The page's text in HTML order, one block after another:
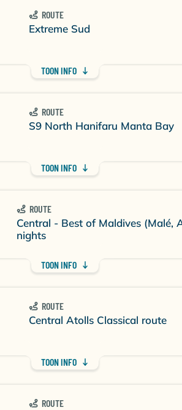
ROUTE
Extreme Sud
TOON INFO
ROUTE
S9 North Hanifaru Manta Bay
TOON INFO
ROUTE
Central - Best of Maldives (Malé,
nights
TOON INFO
ROUTE
Central Atolls Classical route
TOON INFO
ROUTE